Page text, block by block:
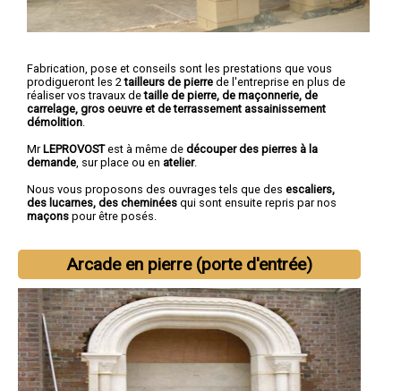
Fabrication, pose et conseils sont les prestations que vous
prodigueront les 2tailleurs de pierre de l'entreprise en plus de
réaliser vos travaux detaille de pierre, de maçonnerie, de
carrelage, gros oeuvre et de terrassement assainissement
démolition.
Mr LEPROVOSTest à même de découper des pierres à la
demande, sur place ou en atelier.
Nous vous proposons des ouvrages tels que des escaliers,
des lucarnes, des cheminées qui sont ensuite repris par nos
maçons pour être posés.
Arcade en pierre (porte d'entrée)